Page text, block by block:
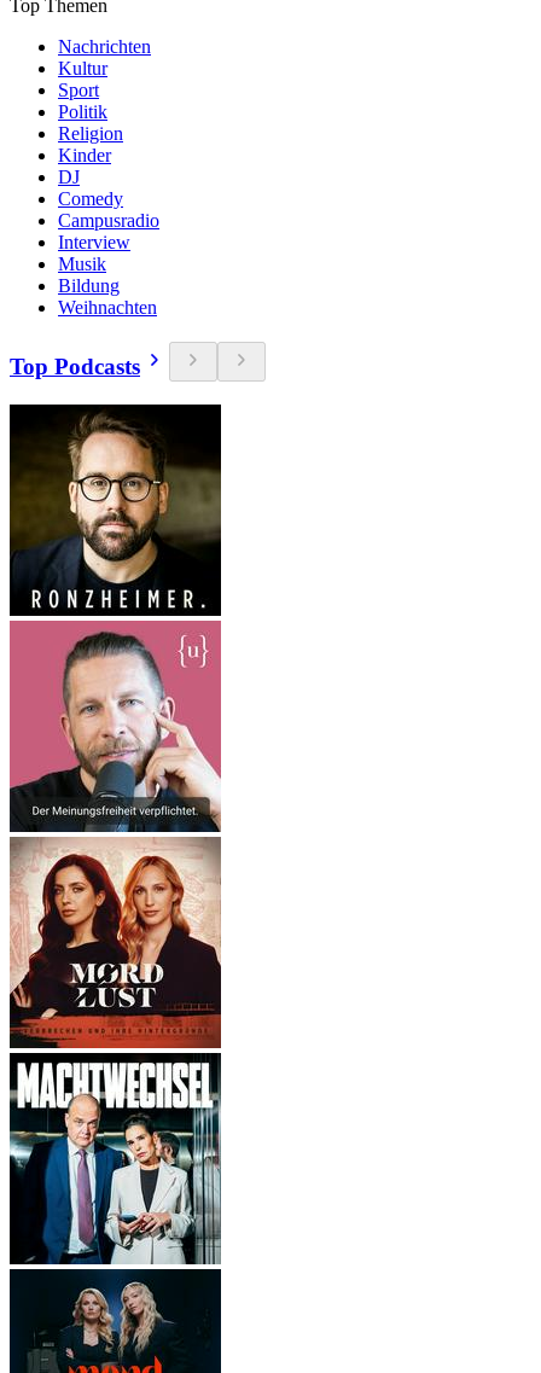
Top Themen
Nachrichten
Kultur
Sport
Politik
Religion
Kinder
DJ
Comedy
Campusradio
Interview
Musik
Bildung
Weihnachten
Top Podcasts